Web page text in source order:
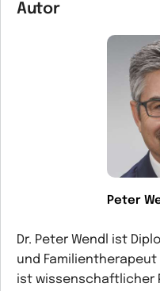
Autor
Peter
Dr. Peter Wendl ist
und
ist wissenschaftlicher